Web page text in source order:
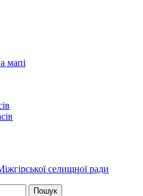
мапі
селищної ради